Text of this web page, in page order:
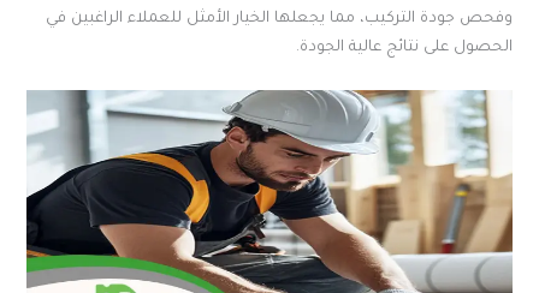
وفحص جودة التركيب، مما يجعلها الخيار الأمثل للعملاء الراغبين في
الحصول على نتائج عالية الجودة.